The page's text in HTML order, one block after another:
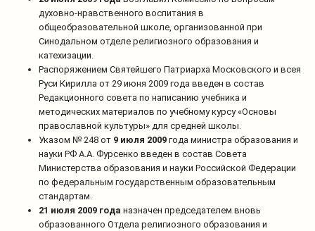
духовно-нравственного воспитания в
общеобразовательной школе, организованной при
Синодальном отделе религиозного образования и
катехизации.
Распоряжением Святейшего Патриарха Московского и всея
Руси Кирилла от 29 июня 2009 года введен в состав
Редакционного совета по написанию учебника и
методических материалов по учебному курсу «Основы
православной культуры» для средней школы.
Указом № 248 от 9 июля 2009 года министра образования и
науки РФ А.А. Фурсенко введен в состав Совета
Министерства образования и науки Российской Федерации
по федеральным государственным образовательным
стандартам.
21 июля 2009 года назначен председателем вновь
образованного Отдела религиозного образования и